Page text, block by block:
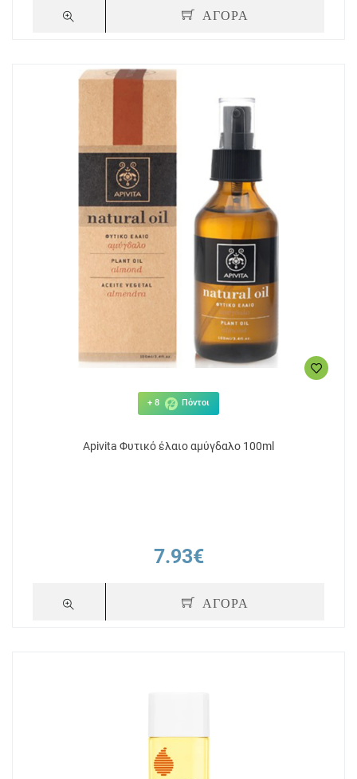
ΑΓΟΡΑ
+ 8 Πόντοι
Apivita Φυτικό έλαιο αμύγδαλο 100ml
7.93€
ΑΓΟΡΑ